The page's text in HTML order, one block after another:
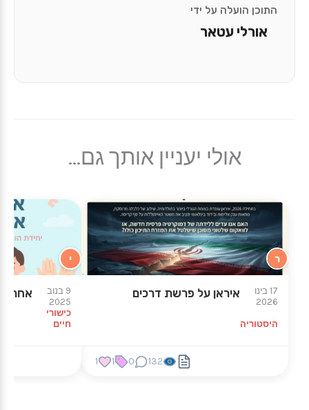
התוכן הועלה על ידי
אורלי עטאר
אולי יעניין אותך גם...
ר
17 בינו
2026
היסטוריה
איראן על פרשת דרכים
132
0
1
1
י
9 בנוב
2025
כישורי
חיים